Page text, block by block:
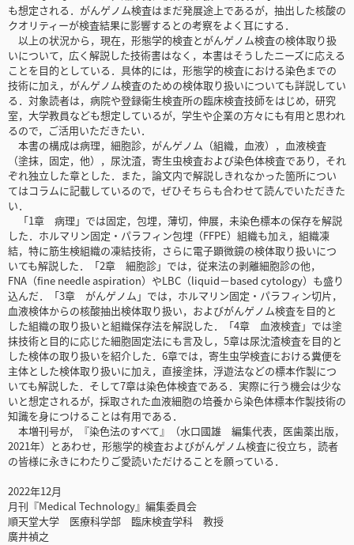
も想定される．がんゲノム検査はまだ発展途上であるが，抽出した核酸の
クオリティーが検査結果に影響するとの考察をよく耳にする．
以上の状況から，現在，形態学的検査とがんゲノム検査の検体取り扱
いについて，広く解説した技術書はなく，本書はそうしたニーズに応える
ことを目的としている．具体的には，形態学的検査における染色までの
技術に加え，がんゲノム検査のための検体取り扱いについても詳説してい
る．対象読者は，病院や登録衛生検査所の臨床検査技師をはじめ，研究
室，大学教員なども想定しているが，学生や企業の方々にも有用と思われ
るので，ご活用いただきたい．
本書の構成は病理，細胞診，がんゲノム（組織，血液），血液検査
（塗抹，固定，他），尿沈渣，寄生虫検査および染色体検査であり，それ
ぞれ独立した章とした．また，論文内で解説しきれなかった箇所につい
てはコラムに記載しているので，ぜひそちらも合わせて読んでいただきた
い．
「1章 病理」では固定，包埋，薄切，伸展，未染色標本の保存を解説
した．ホルマリン固定・パラフィン包埋（FFPE）組織も加え，組織凍
結，特に筋生検組織の凍結技術，さらに電子顕微鏡の検体取り扱いにつ
いても解説した．「2章 細胞診」では，従来法の剥離細胞診の他，
FNA（fine needle aspiration）やLBC（liquid－based cytology）も盛り
込んだ．「3章 がんゲノム」では，ホルマリン固定・パラフィン切片，
血液検体からの核酸抽出検体取り扱い，およびがんゲノム検査を目的と
した組織の取り扱いと組織保存法を解説した．「4章 血液検査」では塗
抹技術と目的に応じた細胞固定法にも言及し，5章は尿沈渣検査を目的と
した検体の取り扱いを紹介した．6章では，寄生虫学検査における糞便を
主体とした検体取り扱いに加え，直接塗抹，浮遊法などの標本作製につ
いても解説した．そして7章は染色体検査である．実際に行う機会は少な
いと想定されるが，採取された血液細胞の培養から染色体標本作製技術の
知識を身につけることは有用である．
本増刊号が，『染色法のすべて』（水口國雄 編集代表，医歯薬出版，
2021年）とあわせ，形態学的検査およびがんゲノム検査に役立ち，読者
の皆様に永きにわたりご愛読いただけることを願っている．
2022年12月
月刊『Medical Technology』編集委員会
順天堂大学 医療科学部 臨床検査学科 教授
廣井禎之